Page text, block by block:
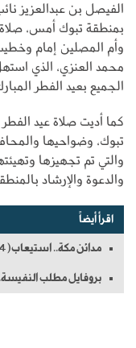
الفيصل بن عبدالعزيز
بمنطقة تبوك أمس، صلاة
وأم المصلين إمام
محمد العنزي، الذي
الجميع بعيد الفطر
تبوك، وضواحيها
والتي تم تجهيزها
والدعوة والإرشاد
اقرأ أيضاً
مدائن مكة.. استيعاب(4) ملايين !
بروفايل مطلب